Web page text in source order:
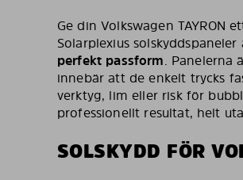
Ge din Volkswagen TAYRON
Solarplexius solskyddspaneler
perfekt passform. Panelerna
innebär att de enkelt trycks
verktyg, lim eller risk för
professionellt resultat, helt
SOLSKYDD FÖR